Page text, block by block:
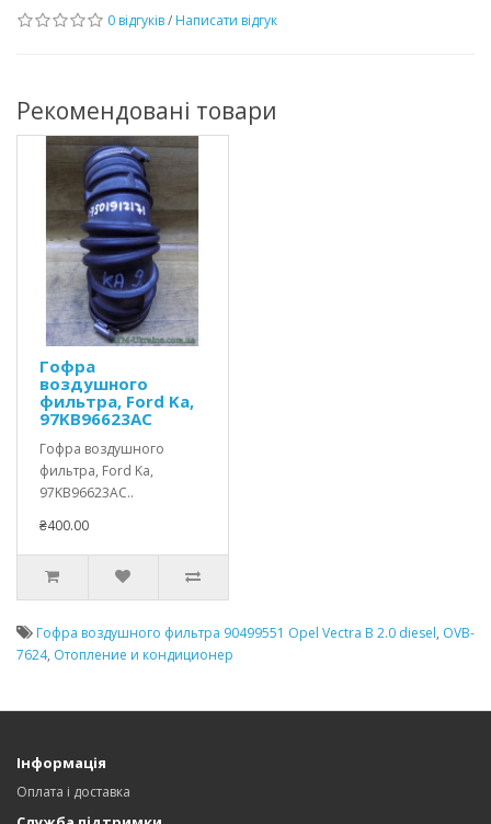
0 відгуків/ Написати відгук
Рекомендовані товари
Гофра
воздушного
фильтра, Ford Ka,
97KB96623AC
Гофра воздушного
фильтра, Ford Ka,
97KB96623AC..
₴400.00
Гофра воздушного фильтра 90499551 Opel Vectra В 2.0 diesel, OVB-
7624, Отопление и кондиционер
Інформація
Оплата і доставка